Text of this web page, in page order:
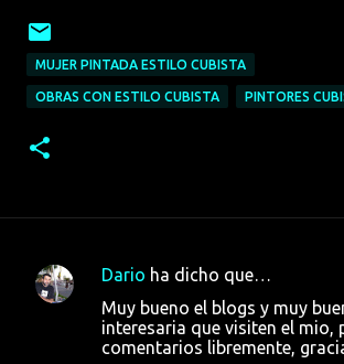
MUJER PINTADA ESTILO CUBISTA
OBRAS CON ESTILO CUBISTA PINTORES
C
Dario ha dicho que…
Muy bueno el blogs y muy
interesaria que visiten el mio,
comentarios libremente,